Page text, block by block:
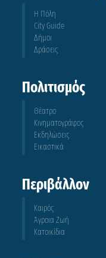
Η Πόλη
City Guide
Δήμοι
Δράσεις
Πολιτισμός
Θέατρο
Κινηματογράφος
Εκδηλώσεις
Εικαστικά
Περιβάλλον
Καιρός
Άγροια Ζωή
Κατοικίδια